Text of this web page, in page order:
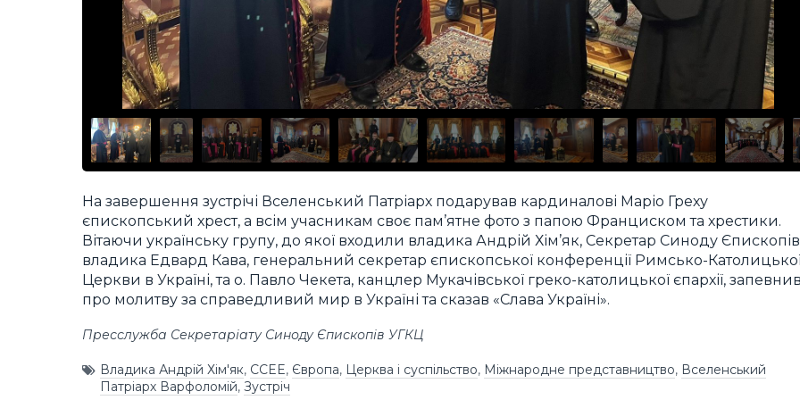
На завершення зустрічі Вселенський Патріарх подарував кардиналові Маріо Греху
єпископський хрест, а всім учасникам своє пам’ятне фото з папою Франциском та хрестики.
Вітаючи українську групу, до якої входили владика Андрій Хім’як, Секретар Синоду
владика Едвард Кава, генеральний секретар єпископської конференції Римсько-
Церкви в Україні, та о. Павло Чекета, канцлер Мукачівської греко-католицької єпархії, запевнив
про молитву за справедливий мир в Україні та сказав «Слава Україні».
Пресслужба Секретаріату Синоду Єпископів УГКЦ
Владика Андрій Хім'як, CCEE, Європа, Церква і суспільство, Міжнародне представництво, Вселенський
Патріарх Варфоломій, Зустріч